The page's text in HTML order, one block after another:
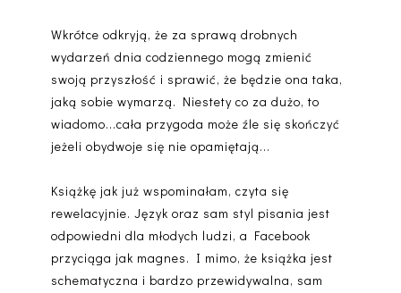
Wkrótce odkryją, że za sprawą drobnych
wydarzeń dnia codziennego mogą zmienić
swoją przyszłość i sprawić, że będzie ona taka,
jaką sobie wymarzą. Niestety co za dużo, to
wiadomo...cała przygoda może źle się skończyć
jeżeli obydwoje się nie opamiętają...
Książkę jak już wspominałam, czyta się
rewelacyjnie. Język oraz sam styl pisania jest
odpowiedni dla młodych ludzi, a Facebook
przyciąga jak magnes. I mimo, że książka jest
schematyczna i bardzo przewidywalna, sam